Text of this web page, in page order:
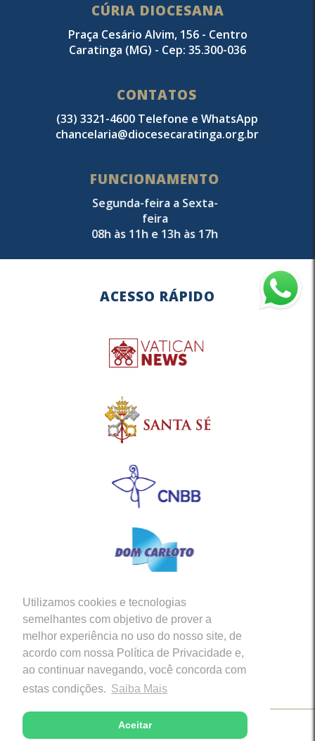
Utilizamos cookies e tecnologias
semelhantes com objetivo de prover a
melhor experiência no uso do nosso site, de
acordo com nossa Política de Privacidade e,
ao continuar navegando, você concorda com
estas condições. Saiba Mais
Aceitar
CÚRIA DIOCESANA
Praça Cesário Alvim, 156 - Centro
Caratinga (MG) - Cep: 35.300-036
CONTATOS
(33) 3321-4600 Telefone e WhatsApp
chancelaria@diocesecaratinga.org.br
FUNCIONAMENTO
Segunda-feira a Sexta-
feira
08h às 11h e 13h às 17h
ACESSO RÁPIDO
Siga-nos em nossas Redes Sociais
Copyright © 2026 - Diocese de Caratinga (MG)